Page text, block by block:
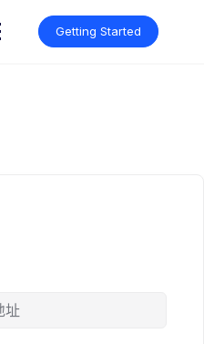
Getting Started